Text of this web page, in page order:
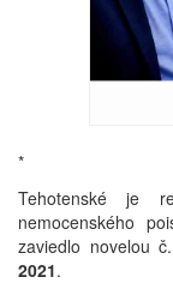
*
Tehotenské je
nemocenského
zaviedlo novelou
2021.